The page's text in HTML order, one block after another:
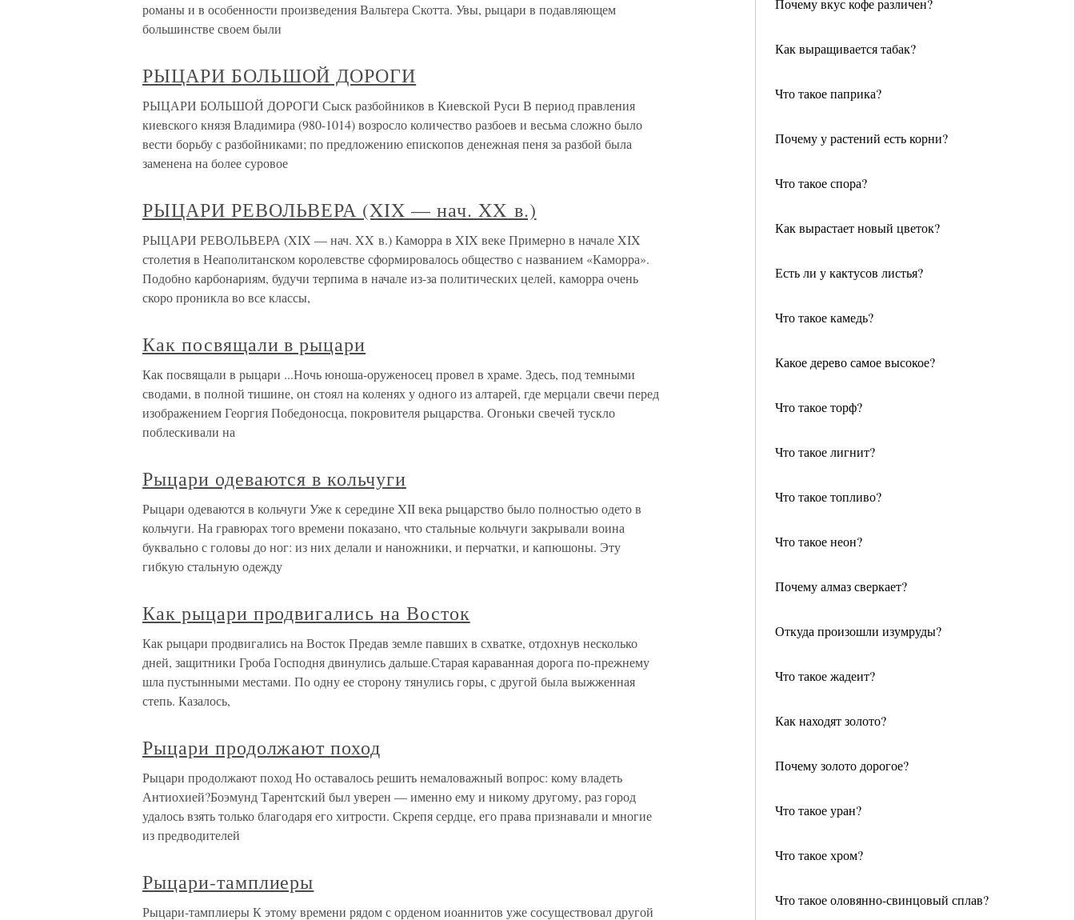
Почему вкус кофе различен?
Как выращивается табак?
Что такое паприка?
Почему у растений есть корни?
Что такое спора?
Как вырастает новый цветок?
Есть ли у кактусов листья?
Что такое камедь?
Какое дерево самое высокое?
Что такое торф?
Что такое лигнит?
Что такое топливо?
Что такое неон?
Почему алмаз сверкает?
Откуда произошли изумруды?
Что такое жадеит?
Как находят золото?
Почему золото дорогое?
Что такое уран?
Что такое хром?
Что такое оловянно-свинцовый сплав?
романы и в особенности произведения Вальтера Скотта. Увы, рыцари в подавляющем
большинстве своем были
РЫЦАРИ БОЛЬШОЙ ДОРОГИ
РЫЦАРИ БОЛЬШОЙ ДОРОГИ Сыск разбойников в Киевской Руси В период правления
киевского князя Владимира (980-1014) возросло количество разбоев и весьма сложно было
вести борьбу с разбойниками; по предложению епископов денежная пеня за разбой была
заменена на более суровое
РЫЦАРИ РЕВОЛЬВЕРА (XIX — нач. XX в.)
РЫЦАРИ РЕВОЛЬВЕРА (XIX — нач. XX в.) Каморра в XIX веке Примерно в начале XIX
столетия в Неаполитанском королевстве сформировалось общество с названием «Каморра».
Подобно карбонариям, будучи терпима в начале из-за политических целей, каморра очень
скоро проникла во все классы,
Как посвящали в рыцари
Как посвящали в рыцари ...Ночь юноша-оруженосец провел в храме. Здесь, под темными
сводами, в полной тишине, он стоял на коленях у одного из алтарей, где мерцали свечи перед
изображением Георгия Победоносца, покровителя рыцарства. Огоньки свечей тускло
поблескивали на
Рыцари одеваются в кольчуги
Рыцари одеваются в кольчуги Уже к середине XII века рыцарство было полностью одето в
кольчуги. На гравюрах того времени показано, что стальные кольчуги закрывали воина
буквально с головы до ног: из них делали и наножники, и перчатки, и капюшоны. Эту
гибкую стальную одежду
Как рыцари продвигались на Восток
Как рыцари продвигались на Восток Предав земле павших в схватке, отдохнув несколько
дней, защитники Гроба Господня двинулись дальше.Старая караванная дорога по-прежнему
шла пустынными местами. По одну ее сторону тянулись горы, с другой была выжженная
степь. Казалось,
Рыцари продолжают поход
Рыцари продолжают поход Но оставалось решить немаловажный вопрос: кому владеть
Антиохией?Боэмунд Тарентский был уверен — именно ему и никому другому, раз город
удалось взять только благодаря его хитрости. Скрепя сердце, его права признавали и многие
из предводителей
Рыцари-тамплиеры
Рыцари-тамплиеры К этому времени рядом с орденом иоаннитов уже сосуществовал другой